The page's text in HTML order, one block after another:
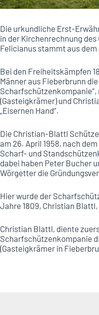
Die urkundliche Erst-
in der Kirchenrechnung
Felicianus stammt aus dem
Bei den Freiheitskämpfen
Männer aus Fieberbrunn
(Gasteigkrämer) und
„Eisernen Hand“.
Die Christian-Blattl
am 26. April 1958, nach
Scharf- und
dabei haben Peter Bucher
Wörgetter die
Hier wurde der
Jahre 1809, Christian
Christian Blattl, diente
Scharfschützenkompanie
(Gasteigkrämer in